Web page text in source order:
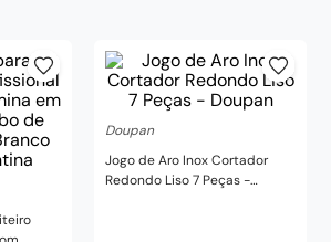
Doupan
Jogo de Aro Inox Cortador
Redondo Liso 7 Peças -